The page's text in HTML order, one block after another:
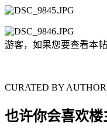
游客，如果您要查看本
CURATED BY AUTHOR
也许你会喜欢